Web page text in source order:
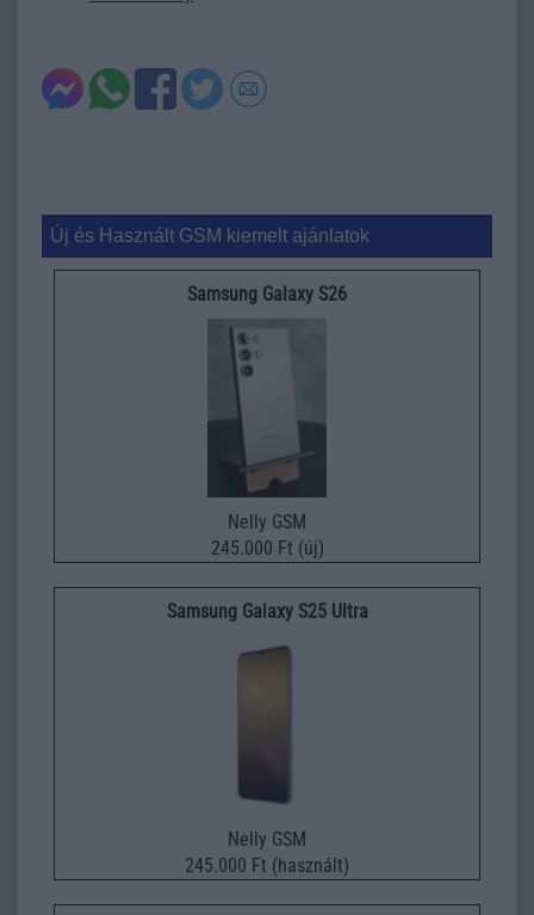
Új és Használt GSM kiemelt ajánlatok
Samsung Galaxy S26
Nelly GSM
245.000 Ft (új)
Samsung Galaxy S25 Ultra
Nelly GSM
245.000 Ft (használt)